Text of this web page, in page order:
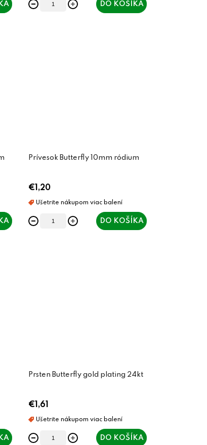
DO KOŠÍKA
Prívesok Butterfly 10mm ródium
€1,20
DO KOŠÍKA
Prsten Butterfly gold plating 24kt
€1,61
DO KOŠÍKA